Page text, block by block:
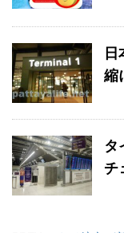
縮
タ
チ